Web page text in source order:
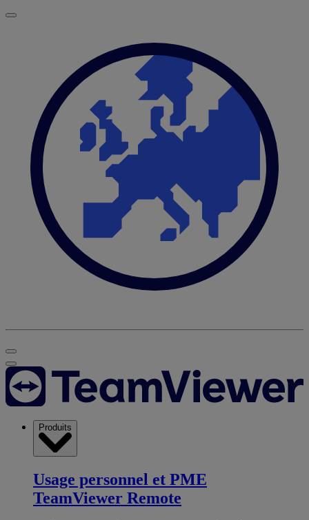
Produits
Usage personnel et PME
TeamViewer Remote